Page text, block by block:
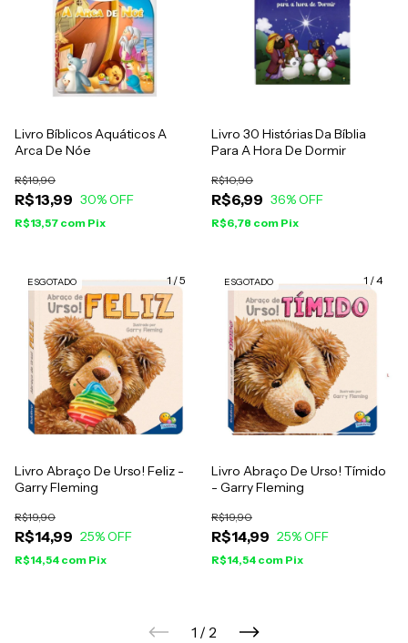
Livro Bíblicos Aquáticos A
Arca De Nóe
R$13,99
R$19,90
30% OFF
R$13,57 com Pix
Livro 30 Histórias Da Bíblia
Para A Hora De Dormir
R$6,99
R$10,90
36% OFF
R$6,78 com Pix
1/5
ESGOTADO
Livro Abraço De Urso! Feliz -
Garry Fleming
R$14,99
R$19,90
25% OFF
R$14,54 com Pix
1 /4
ESGOTADO
Livro Abraço De Urso! Tímido
- Garry Fleming
R$14,99
R$19,90
25% OFF
R$14,54 com Pix
1 / 2